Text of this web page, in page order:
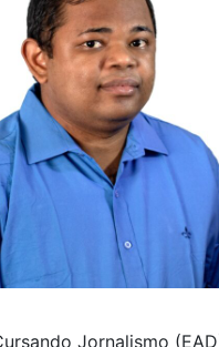
Jornalismo